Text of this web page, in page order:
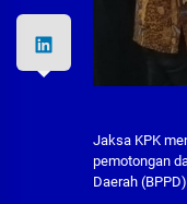
Jaksa KPK
pemotongan
Daerah